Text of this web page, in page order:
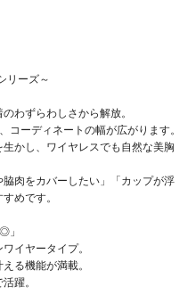
リーズ～
わずらわしさから解放。
コーディネートの幅が広がります。
かし、ワイヤレスでも自然な美胸
脇肉をカバーしたい」「カップが浮
めです。
」
イヤータイプ。
る機能が満載。
躍。